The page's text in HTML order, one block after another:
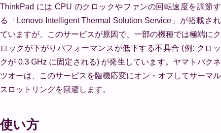
ThinkPad には CPU のクロックやファンの回転速度を調節す
る「Lenovo Intelligent Thermal Solution Service」が搭載され
ていますが、このサービスが原因で、一部の機種では極端にク
ロックが下がりパフォーマンスが低下する不具合 (例: クロッ
クが 0.3 GHz に固定される) が発生しています。ヤマトバクネ
ツオーは、このサービスを臨機応変にオン・オフしてサーマル
スロットリングを回避します。
使い方